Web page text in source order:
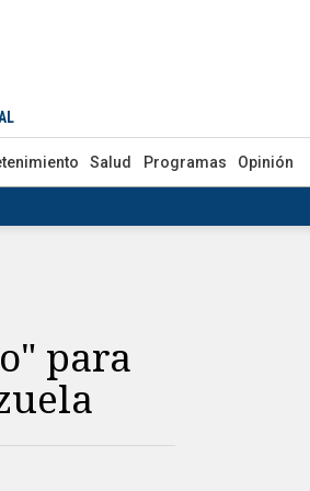
Salud Programas Opinión
para